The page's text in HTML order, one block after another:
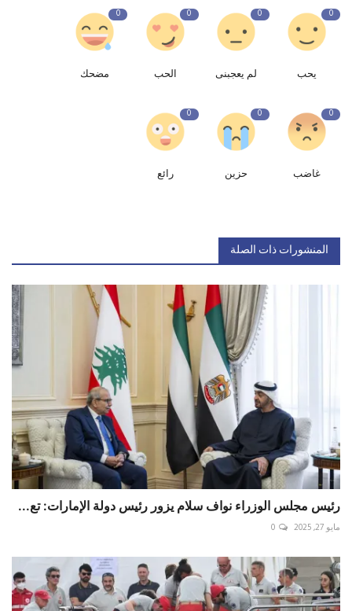
0
يحب
0
لم يعجبنى
0
الحب
0
مضحك
0
غاضب
0
حزين
0
رائع
المنشورات ذات الصلة
رئيس مجلس الوزراء نواف سلام يزور رئيس دولة الإمارات: تع...
مايو 27, 2025 0